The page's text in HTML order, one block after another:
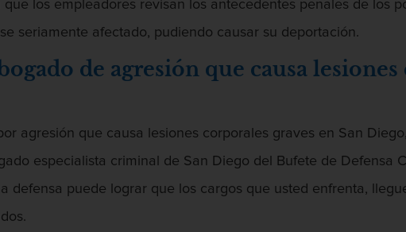
los empleadores revisan los antecedentes penales de los
seriamente afectado, pudiendo causar su deportación.
de agresión que causa
agresión que causa lesiones corporales graves en San
especialista criminal de San Diego del Bufete de Defensa
defensa puede lograr que los cargos que usted enfrenta,